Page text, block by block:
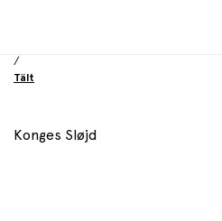
/
Tält
Konges Sløjd